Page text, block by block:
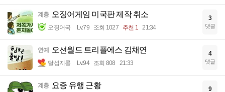
계층 오징어게임 미국판 제작 취소
오징어국 Lv.79 조회 1027 추천 1 21:34
3
댓글
연예 오션월드 트리플에스 김채연
달섭지롱 Lv.94 조회 808 21:33
4
댓글
계층 요증 유행 근황 9